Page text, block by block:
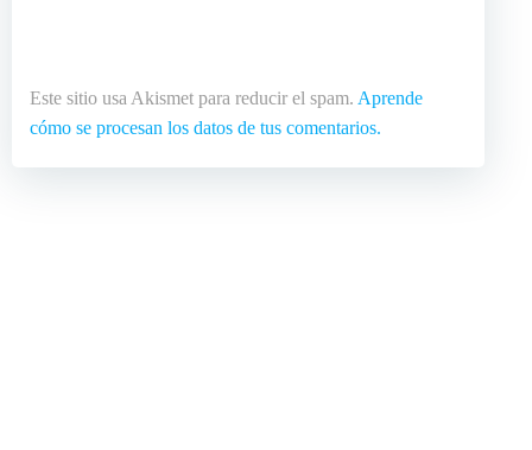
Este sitio usa Akismet para reducir el spam. Aprende
cómo se procesan los datos de tus comentarios.